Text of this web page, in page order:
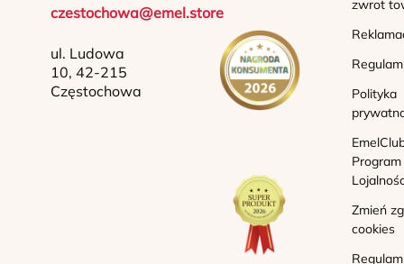
czestochowa@emel.store
ul. Ludowa
10, 42-215
Częstochowa
zwrot
Polityka
Program
Zmień
cookies